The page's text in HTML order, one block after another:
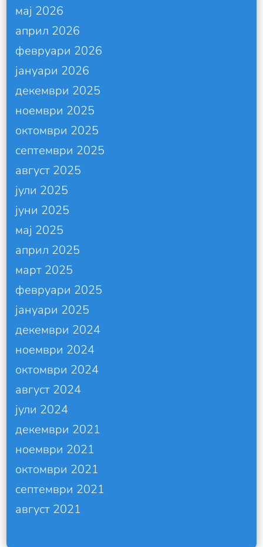
мај 2026
април 2026
февруари 2026
јануари 2026
декември 2025
ноември 2025
октомври 2025
септември 2025
август 2025
јули 2025
јуни 2025
мај 2025
април 2025
март 2025
февруари 2025
јануари 2025
декември 2024
ноември 2024
октомври 2024
август 2024
јули 2024
декември 2021
ноември 2021
октомври 2021
септември 2021
август 2021